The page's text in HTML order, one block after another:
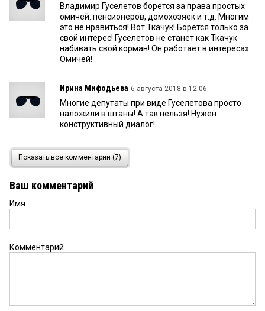
Владимир Гуселетов борется за права простых
омичей: пенсионеров, домохозяек и т.д. Многим
это не нравиться! Вот Ткачук! Борется только за
свой интерес! Гуселетов не станет как Ткачук
набивать свой корман! Он работает в интересах
Омичей!
Ирина Мифодьева 6 августа 2018 в 12:06:
Многие депутаты при виде Гуселетова просто
наложили в штаны! А так нельзя! Нужен
конструктивный диалог!
6 августа 2018 в 11:48:
цирк
Супругов 6 августа 2018 в 08:40:
опаской! В лицо говорят комплименты, а за
спиной гадости.
Показать все комментарии (7)
Ваш комментарий
Имя
Комментарий